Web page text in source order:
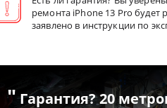
ремонта iPhone 13 Pro будет
заявлено в инструкции по
"Гарантия? 20